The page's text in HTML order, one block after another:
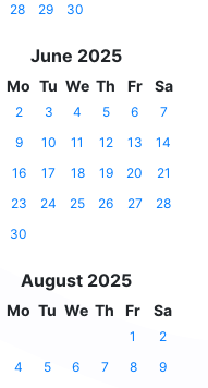
28 29 30
June 2025
Mo Tu We Th Fr Sa
2 3 4 5 6
7
9 10 11 12 13
14
16 17 18 19 20
21
23 24 25 26 27
28
30
August 2025
Mo Tu We Th Fr Sa
1
2
4 5 6 7 8
9